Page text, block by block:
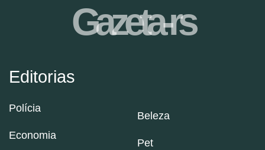
Editorias
Polícia
Economia
Beleza
Pet
Gazeta-rs